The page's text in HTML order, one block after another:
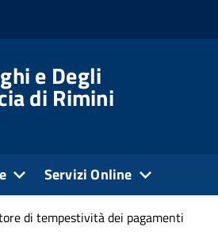
e Degli
di Rimini
Servizi Online
di tempestività dei pagamenti